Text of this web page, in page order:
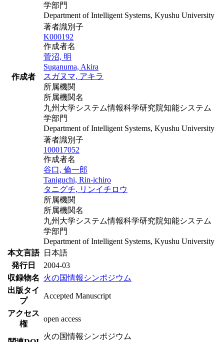
作成者
学部門
Department of Intelligent Systems, Kyushu University
著者識別子
K000192
作成者名
菅沼, 明
Suganuma, Akira
スガヌマ, アキラ
所属機関
所属機関名
九州大学システム情報科学研究院知能システム
学部門
Department of Intelligent Systems, Kyushu University
著者識別子
100017052
作成者名
谷口, 倫一郎
Taniguchi, Rin-ichiro
タニグチ, リンイチロウ
所属機関
所属機関名
九州大学システム情報科学研究院知能システム
学部門
Department of Intelligent Systems, Kyushu University
本文言語
日本語
発行日
2004-03
収録物名
火の国情報シンポジウム
出版タイ
プ
Accepted Manuscript
アクセス
権
open access
火の国情報シンポジウム